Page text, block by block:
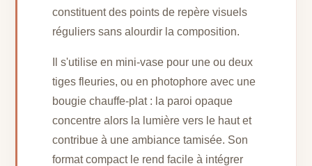
constituent des points de repère visuels
réguliers sans alourdir la composition.
Il s'utilise en mini-vase pour une ou deux
tiges fleuries, ou en photophore avec une
bougie chauffe-plat : la paroi opaque
concentre alors la lumière vers le haut et
contribue à une ambiance tamisée. Son
format compact le rend facile à intégrer